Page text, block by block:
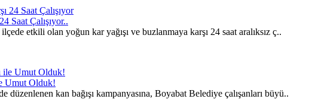
Saat Çalışıyor..
etkili olan yoğun kar yağışı ve buzlanmaya karşı 24 saat aralıksız ç..
Umut Olduk!
kan bağışı kampanyasına, Boyabat Belediye çalışanları büyü..